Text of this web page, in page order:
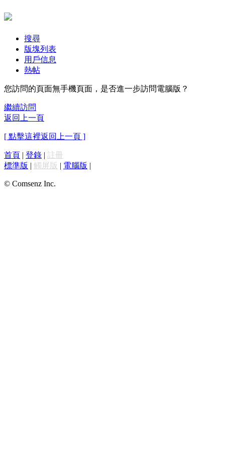
搜尋
版塊列表
用戶信息
熱帖
您訪問的頁面無手機頁面，是否進一步訪問電腦版？
繼續訪問
返回上一頁
[ 點擊這裡返回上一頁 ]
首頁 | 登錄 | 註冊
標準版 | 觸屏版 | 電腦版 |
© Comsenz Inc.